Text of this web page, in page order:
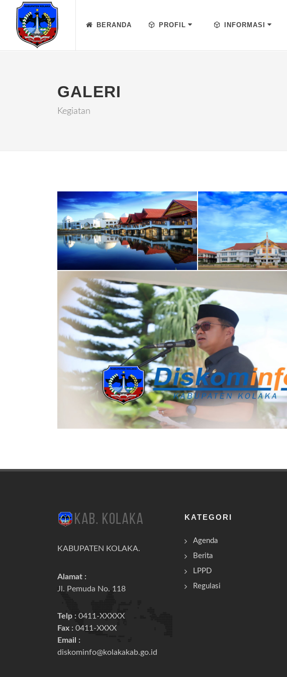
BERANDA PROFIL INFORMASI
GALERI
Kegiatan
KABUPATEN KOLAKA.
Alamat :
Jl. Pemuda No. 118
Telp : 0411-XXXXX
Fax : 0411-XXXX
Email :
diskominfo@kolakakab.go.id
KATEGORI
Agenda
Berita
LPPD
Regulasi